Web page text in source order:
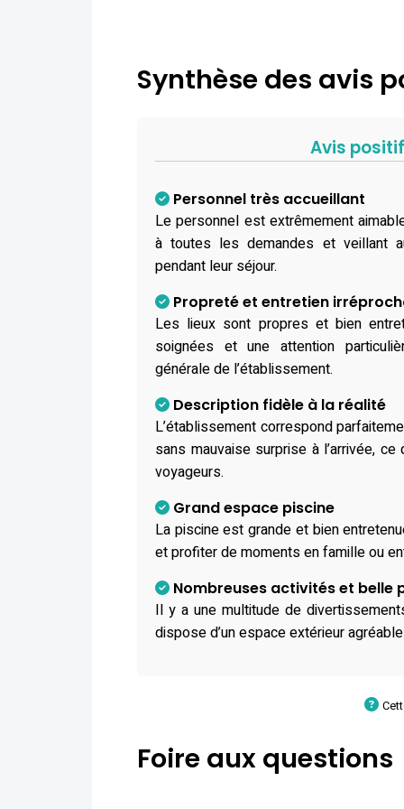
Synthèse des avis
Avis
Personnel très accueillant
Le personnel est extrêmement
à toutes les demandes et veillant
pendant leur séjour.
Propreté et entretien
Les lieux sont propres et bien
soignées et une attention
générale de l’établissement.
Description fidèle à la réalité
L’établissement correspond
sans mauvaise surprise à l’arrivée,
voyageurs.
Grand espace piscine
La piscine est grande et bien
et profiter de moments en famille ou
Nombreuses activités et belle
Il y a une multitude de
dispose d’un espace extérieur
Foire aux questions